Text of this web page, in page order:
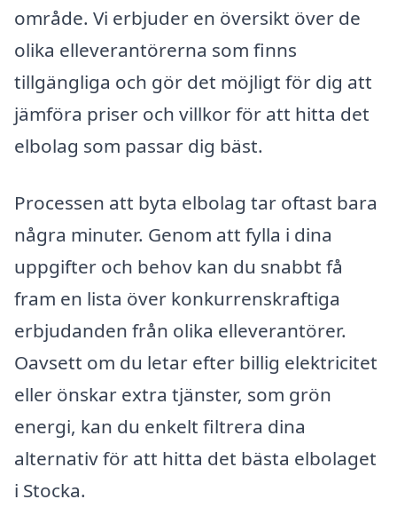
område. Vi erbjuder en översikt över de
olika elleverantörerna som finns
tillgängliga och gör det möjligt för dig att
jämföra priser och villkor för att hitta det
elbolag som passar dig bäst.
Processen att byta elbolag tar oftast bara
några minuter. Genom att fylla i dina
uppgifter och behov kan du snabbt få
fram en lista över konkurrenskraftiga
erbjudanden från olika elleverantörer.
Oavsett om du letar efter billig elektricitet
eller önskar extra tjänster, som grön
energi, kan du enkelt filtrera dina
alternativ för att hitta det bästa elbolaget
i Stocka.